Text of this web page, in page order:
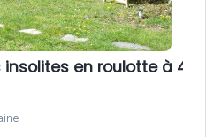
insolites en roulotte à